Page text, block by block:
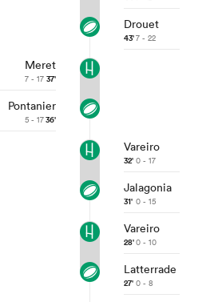
Drouet
43'7 - 22
Meret
7 - 17 37'
Pontanier
5 - 1736'
Vareiro
32' 0 - 17
Jalagonia
31' 0 - 15
Vareiro
28'0 - 10
Latterrade
27' 0 - 8